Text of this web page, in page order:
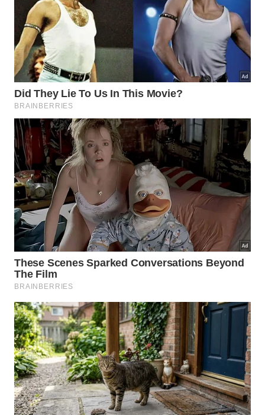
Por que o baixo impacto ambiental é
o foco dessa tecnologia?
A indústria da construção civil é historicamente
conhecida por sua alta pegada de carbono, mas
essa nova alternativa foca na mitigação de resíduos
poluentes de forma eficaz. Ao evitar a queima
excessiva de calcário em fornos industriais, o novo
método preserva a qualidade do ar e protege os
ecossistemas vizinhos às fábricas. É uma solução
que une o progresso urbano com a
responsabilidade ecológica indispensável para o